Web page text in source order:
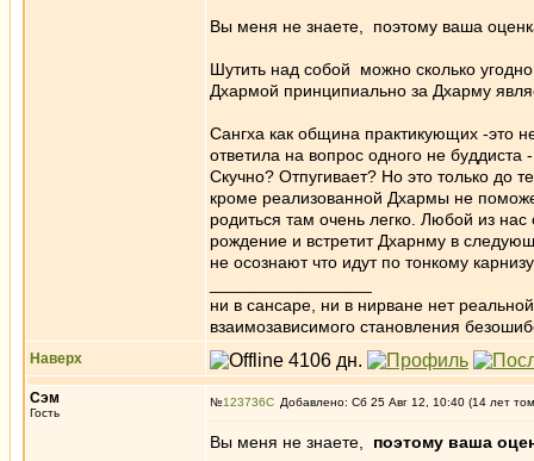
Вы меня не знаете, поэтому ваша
Шутить над собой можно сколько
Дхармой принципиально за Дхарму
Сангха как община практикующих -это
ответила на вопрос одного не
Скучно? Отпугивает? Но это только до
кроме реализованной Дхармы не
родиться там очень легко. Любой из
рождение и встретит Дхарнму в
не осознают что идут по тонкому
ни в сансаре, ни в нирване нет
взаимозависимого становления
Наверх
Сэм
Гость
№123736 Добавлено: Сб 25 Авг 12, 10:40 (14 лет
Вы меня не знаете, поэтому ваша